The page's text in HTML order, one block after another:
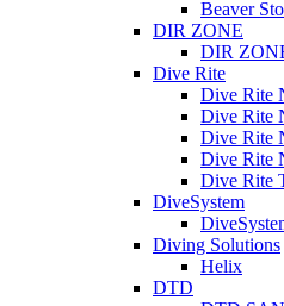
Beaver
DIR ZONE
DIR
Dive Rite
Dive Rite
Dive Rite
Dive Rite
Dive Rite
Dive Rite
DiveSystem
Diving Solutions
Helix
DTD